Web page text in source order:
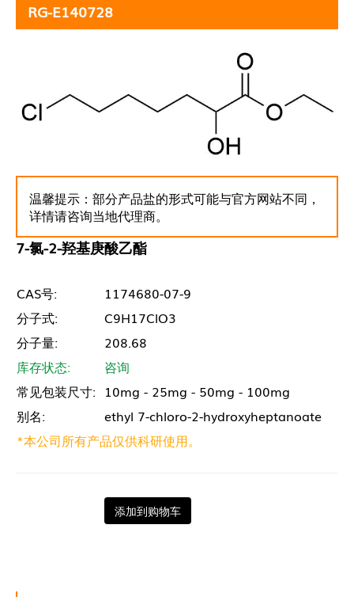
RG-E140728
温馨提示：部分产品盐的形式可能与官方网站不同，
详情请咨询当地代理商。
7-氯-2-羟基庚酸乙酯
CAS号:
1174680-07-9
分子式:
C9H17ClO3
分子量:
208.68
库存状态:
咨询
常见包装尺寸: 10mg - 25mg - 50mg - 100mg
别名:
ethyl 7-chloro-2-hydroxyheptanoate
*本公司所有产品仅供科研使用。
添加到购物车